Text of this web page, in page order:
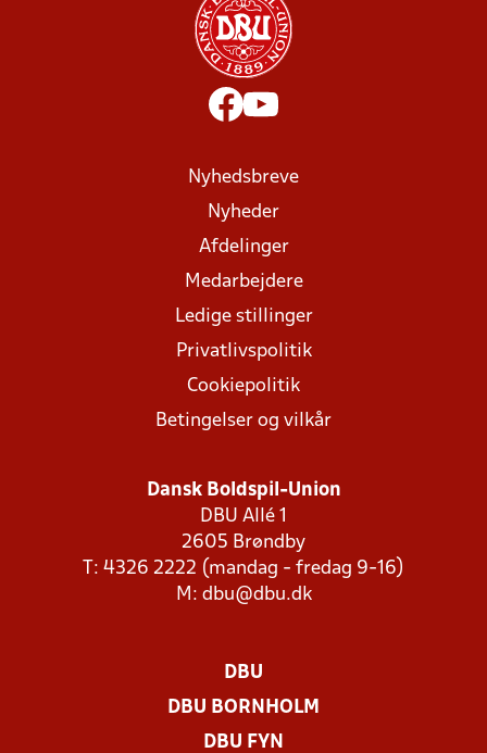
Nyhedsbreve
Nyheder
Afdelinger
Medarbejdere
Ledige stillinger
Privatlivspolitik
Cookiepolitik
Betingelser og vilkår
Dansk Boldspil-Union
DBU Allé 1
2605 Brøndby
T: 4326 2222 (mandag - fredag 9-16)
M: dbu@dbu.dk
DBU
DBU BORNHOLM
DBU FYN